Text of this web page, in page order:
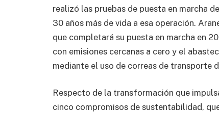
realizó las pruebas de puesta en marcha
30 años más de vida a esa operación.
que completará su puesta en marcha en
con emisiones cercanas a cero y el
mediante el uso de correas de transporte
Respecto de la transformación que
cinco compromisos de sustentabilidad,